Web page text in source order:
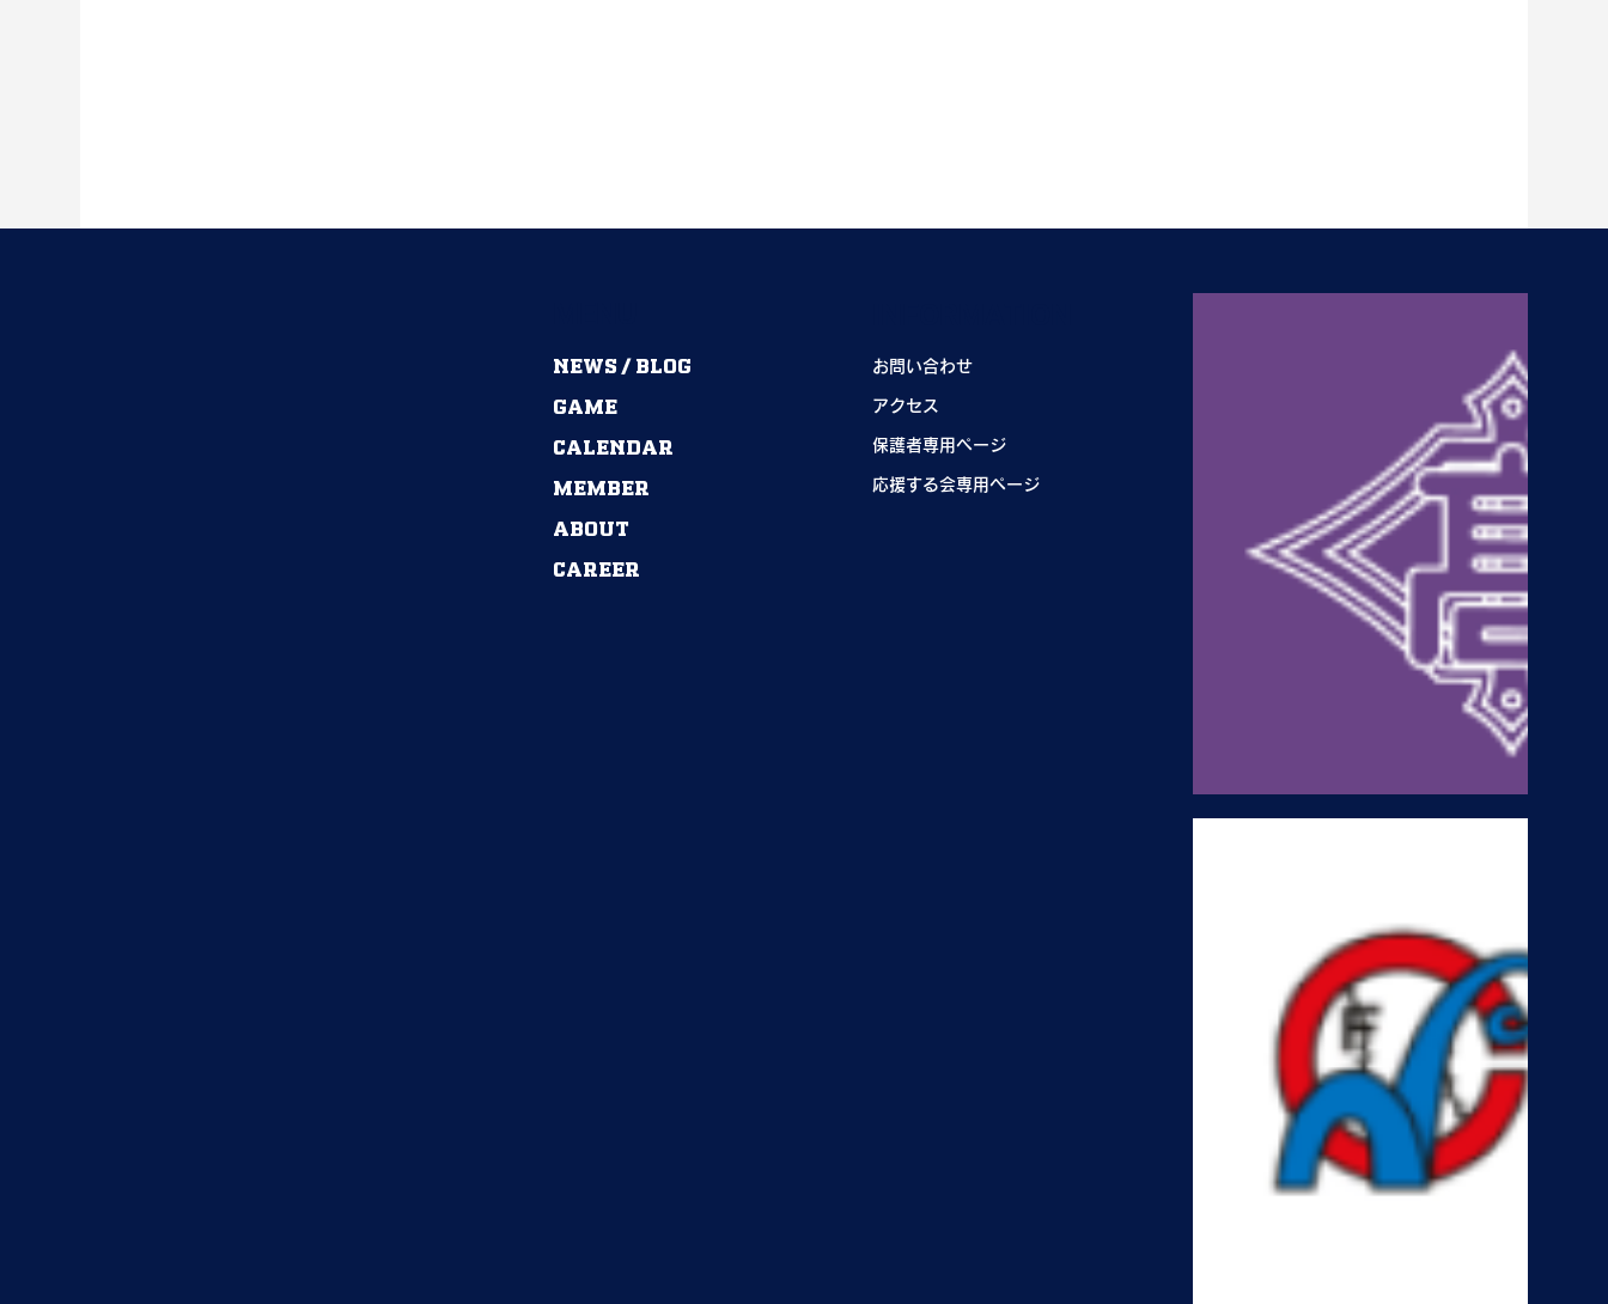
54期→55期｜ありがとうござ
2026年度卒部生｜54期
お問い合わせ
アクセス
保護者専用ページ
応援する会専用ページ
NEWS / BLOG
GAME
CALENDAR
MEMBER
ABOUT
CAREER